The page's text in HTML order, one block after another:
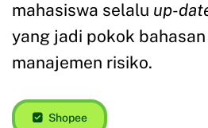
mahasiswa selalu up-
yang jadi pokok
manajemen risiko.
Shopee